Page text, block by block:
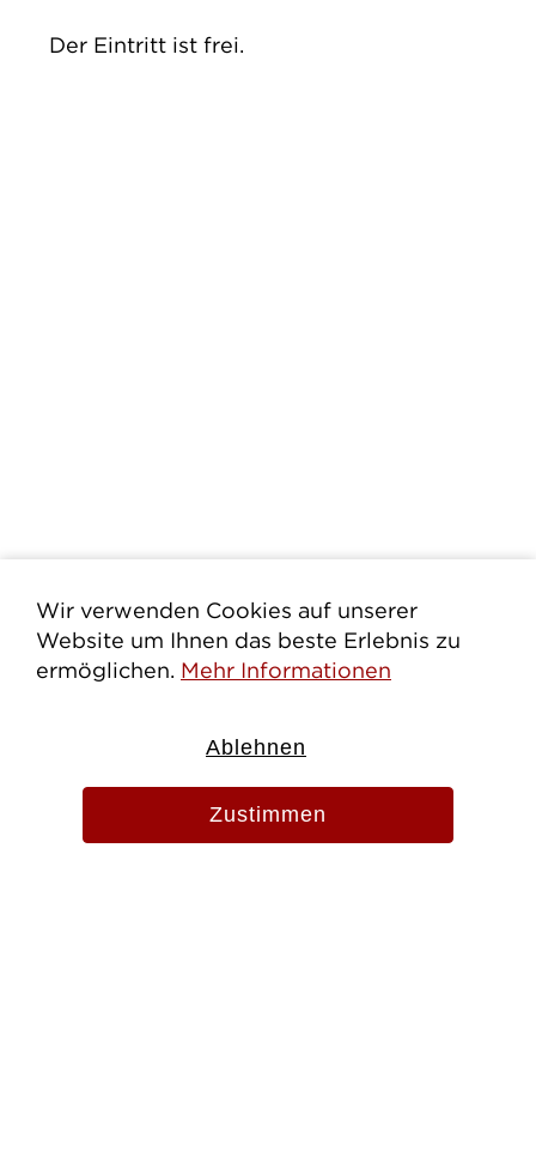
Der Eintritt ist frei.
Wir verwenden Cookies auf unserer
Website um Ihnen das beste Erlebnis zu
ermöglichen. Mehr Informationen
Ablehnen
Zustimmen